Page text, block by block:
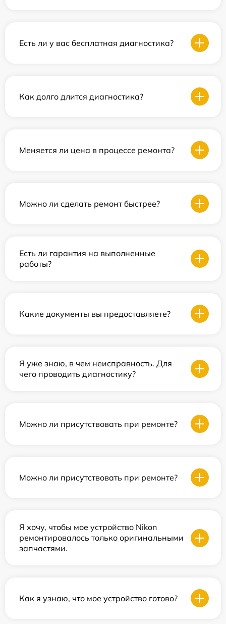
Есть ли у вас бесплатная диагностика?
Как долго длится диагностика?
Меняется ли цена в процессе ремонта?
Можно ли сделать ремонт быстрее?
Есть ли гарантия на выполненные
работы?
Какие документы вы предоставляете?
Я уже знаю, в чем неисправность. Для
чего проводить диагностику?
Можно ли присутствовать при ремонте?
Можно ли присутствовать при ремонте?
Я хочу, чтобы мое устройство Nikon
ремонтировалось только оригинальными
запчастями.
Как я узнаю, что мое устройство готово?